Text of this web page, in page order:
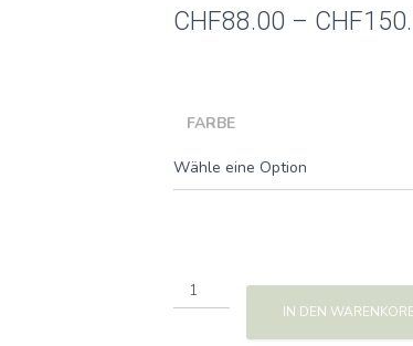
CHF88.00 – CHF
FARBE
not
just
IN DEN